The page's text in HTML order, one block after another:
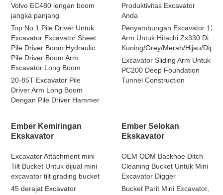
Volvo EC480 lengan boom
jangka panjang
Top No.1 Pile Driver Untuk
Excavator Excavator Sheet
Pile Driver Boom Hydraulic
Pile Driver Boom Arm
Excavator Long Boom
20-85T Excavator Pile
Driver Arm Long Boom
Dengan Pile Driver Hammer
Produktivitas Excavator
Anda
Penyambungan Excavator 12m
Arm Untuk Hitachi Zx330 Di
Kuning/Grey/Merah/Hijau/
Excavator Sliding Arm Untuk
PC200 Deep Foundation
Tunnel Construction
Ember Kemiringan
Ekskavator
Excavator Attachment mini
Tilt Bucket Untuk dijual mini
excavator tilt grading bucket
45 derajat Excavator
Ember Selokan
Ekskavator
OEM ODM Backhoe Ditch
Cleaning Bucket Untuk Mini
Excavator Digger
Bucket Parit Mini Excavator,